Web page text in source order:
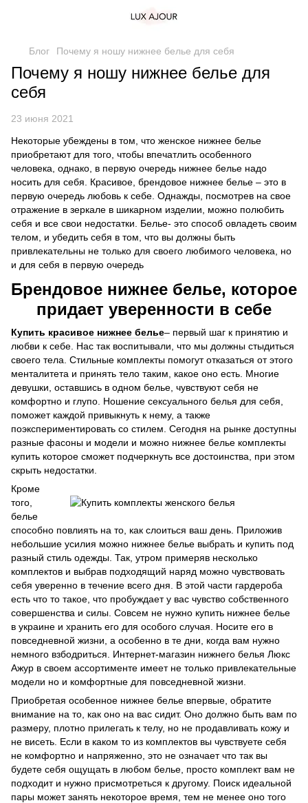
Блог Почему я ношу нижнее белье для себя
Почему я ношу нижнее белье для
себя
23 июня 2021
Некоторые убеждены в том, что женское нижнее белье
приобретают для того, чтобы впечатлить особенного
человека, однако, в первую очередь нижнее белье надо
носить для себя. Красивое, брендовое нижнее белье – это в
первую очередь любовь к себе. Однажды, посмотрев на свое
отражение в зеркале в шикарном изделии, можно полюбить
себя и все свои недостатки. Белье- это способ овладеть своим
телом, и убедить себя в том, что вы должны быть
привлекательны не только для своего любимого человека, но
и для себя в первую очередь
Брендовое нижнее белье, которое
придает уверенности в себе
Купить красивое нижнее белье– первый шаг к принятию и
любви к себе. Нас так воспитывали, что мы должны стыдиться
своего тела. Стильные комплекты помогут отказаться от этого
менталитета и принять тело таким, какое оно есть. Многие
девушки, оставшись в одном белье, чувствуют себя не
комфортно и глупо. Ношение сексуального белья для себя,
поможет каждой привыкнуть к нему, а также
поэкспериментировать со стилем. Сегодня на рынке доступны
разные фасоны и модели и можно нижнее белье комплекты
купить которое сможет подчеркнуть все достоинства, при этом
скрыть недостатки.
Кроме
того,
белье
способно повлиять на то, как слоиться ваш день. Приложив
небольшие усилия можно нижнее белье выбрать и купить под
разный стиль одежды. Так, утром примеряв несколько
комплектов и выбрав подходящий наряд можно чувствовать
себя уверенно в течение всего дня. В этой части гардероба
есть что то такое, что пробуждает у вас чувство собственного
совершенства и силы. Совсем не нужно купить нижнее белье
в украине и хранить его для особого случая. Носите его в
повседневной жизни, а особенно в те дни, когда вам нужно
немного взбодриться. Интернет-магазин нижнего белья Люкс
Ажур в своем ассортименте имеет не только привлекательные
модели но и комфортные для повседневной жизни.
Приобретая особенное нижнее белье впервые, обратите
внимание на то, как оно на вас сидит. Оно должно быть вам по
размеру, плотно прилегать к телу, но не продавливать кожу и
не висеть. Если в каком то из комплектов вы чувствуете себя
не комфортно и напряженно, это не означает что так вы
будете себя ощущать в любом белье, просто комплект вам не
подходит и нужно присмотреться к другому. Поиск идеальной
пары может занять некоторое время, тем не менее оно того